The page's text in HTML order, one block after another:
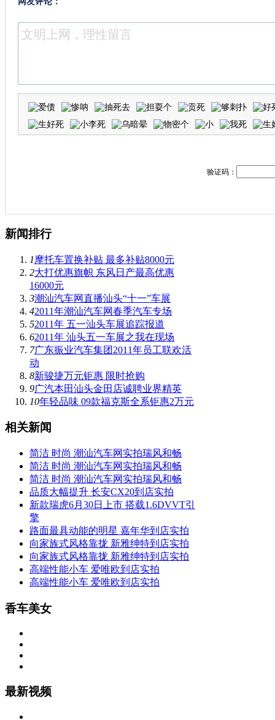
验证码：
新闻排行
1 摩托车置换补贴 最多补贴8000元
2大打优惠旗帜 东风日产最高优惠
16000元
3潮汕汽车网直播汕头“十一”车展
42011年潮汕汽车网春季汽车专场
52011年 五一汕头车展追踪报道
62011年 汕头五一车展之我在现场
7广东振业汽车集团2011年员工联欢活
动
8新骏捷万元钜惠 限时抢购
9广汽本田汕头金田店诚聘业界精英
10年轻品味 09款福克斯全系钜惠2万元
相关新闻
简洁 时尚 潮汕汽车网实拍瑞风和畅
简洁 时尚 潮汕汽车网实拍瑞风和畅
简洁 时尚 潮汕汽车网实拍瑞风和畅
品质大幅提升 长安CX20到店实拍
新款瑞虎6月30日上市 搭载1.6DVVT引
擎
路面最具动能的明星 嘉年华到店实拍
向家族式风格靠拢 新雅绅特到店实拍
向家族式风格靠拢 新雅绅特到店实拍
高端性能小车 爱唯欧到店实拍
高端性能小车 爱唯欧到店实拍
香车美女
最新视频